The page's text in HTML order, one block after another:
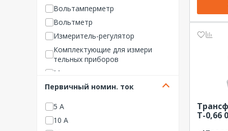
NO NAME Инструмент
NO NAME НВО
Omix
Rbuz
Sanela
Siemens
Smartmodule
TDM ELECTRIC
Вольтамперметр
Вольтметр
Измеритель-регулятор
Комплектующие для измери
тельных приборов
Манометр
Прочие изделия/компонент
Трансформатор тока
Указатель напряжения
Первичный номин. ток
5 А
10 А
Т-0,66